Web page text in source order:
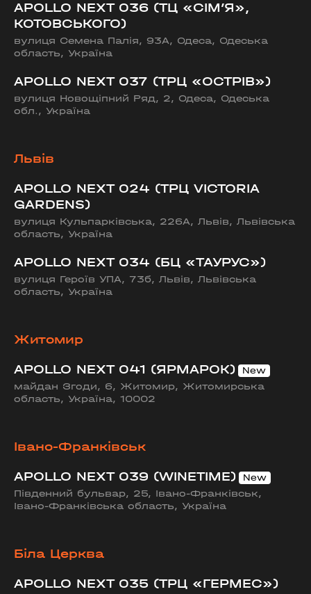
APOLLO NEXT 036 (ТЦ «СІМ’Я»,
КОТОВСЬКОГО)
вулиця Семена Палія, 93А, Одеса, Одеська
область, Україна
APOLLO NEXT 037 (ТРЦ «ОСТРІВ»)
вулиця Новощіпний Ряд, 2, Одеса, Одеська
обл., Україна
Львів
APOLLO NEXT 024 (ТРЦ VICTORIA
GARDENS)
вулиця Кульпарківська, 226А, Львів, Львівська
область, Україна
APOLLO NEXT 034 (БЦ «ТАУРУС»)
вулиця Героїв УПА, 73б, Львів, Львівська
область, Україна
Житомир
APOLLO NEXT 041 (ЯРМАРОК)
майдан Згоди, 6, Житомир, Житомирська
область, Україна, 10002
Івано-Франківськ
APOLLO NEXT 039 (WINETIME)
Південний бульвар, 25, Івано-Франківськ,
Івано-Франківська область, Україна
Біла Церква
APOLLO NEXT 035 (ТРЦ «ГЕРМЕС»)